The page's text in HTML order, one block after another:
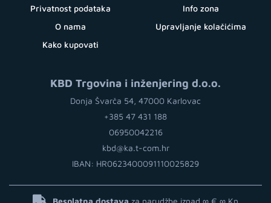
Privatnost podataka
O nama
Kako kupovati
Info zona
Upravljanje kolačićima
KBD Trgovina i inženjering d.o.o.
Donja Švarča 54, 47000 Karlovac
+385 47 431 188
06950042216
kbd@ka.t-com.hr
IBAN: HR0623400091110025829
Besplatna dostava za narudžbe iznad ∞ € ∞ Kn